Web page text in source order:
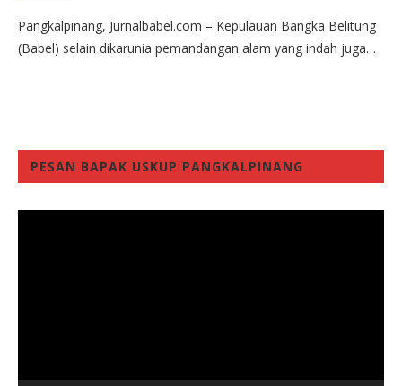
Pangkalpinang, Jurnalbabel.com – Kepulauan Bangka Belitung
(Babel) selain dikarunia pemandangan alam yang indah juga…
PESAN BAPAK USKUP PANGKALPINANG